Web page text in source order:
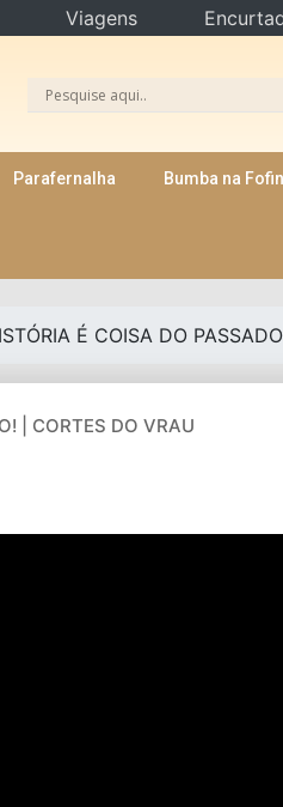
Parafernalha Bumba na
É COISA DO
| CORTES DO VRAU
Viagens